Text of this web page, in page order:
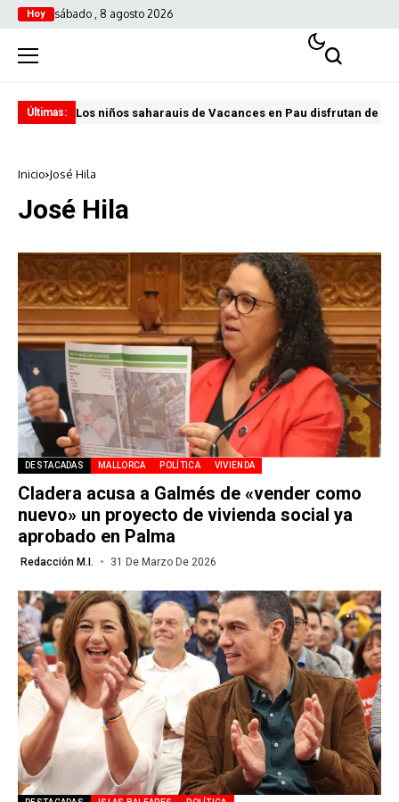
Hoy sábado , 8 agosto 2026
Últimas: Los niños saharauis de Vacances en Pau disfrutan de
Inicio José Hila
José Hila
DESTACADAS MALLORCA POLÍTICA VIVIENDA
Cladera acusa a Galmés de «vender como
nuevo» un proyecto de vivienda social ya
aprobado en Palma
Redacción M.I. 31 De Marzo De 2026